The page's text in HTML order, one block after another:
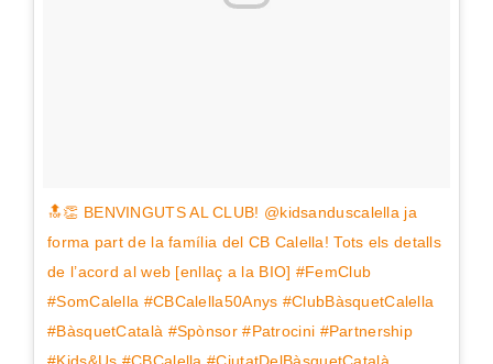
🔝👏 BENVINGUTS AL CLUB! @kidsanduscalella ja
forma part de la família del CB Calella! Tots els detalls
de l’acord al web [enllaç a la BIO] #FemClub
#SomCalella #CBCalella50Anys #ClubBàsquetCalella
#BàsquetCatalà #Spònsor #Patrocini #Partnership